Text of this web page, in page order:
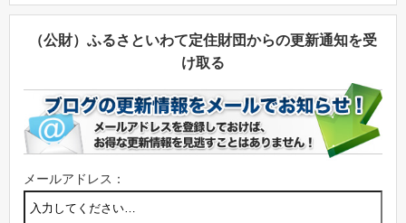
（公財）ふるさといわて定住財団からの更新通知を受
け取る
メールアドレス：